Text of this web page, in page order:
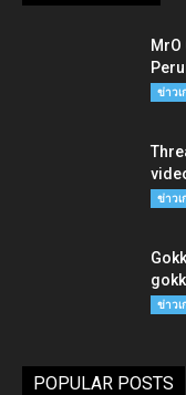
ข่าวเ
ข่าวเ
ข่าวเ
POPULAR POSTS